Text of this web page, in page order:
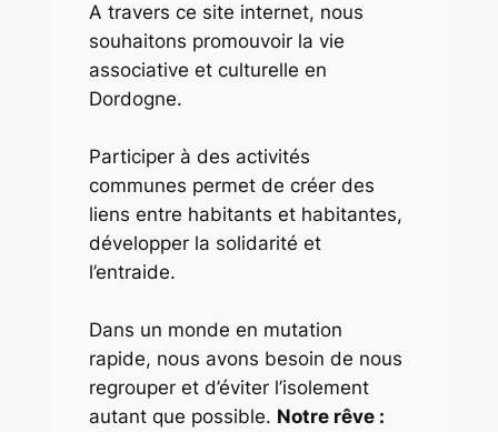
A travers ce site internet, nous
souhaitons promouvoir la vie
associative et culturelle en
Dordogne.
Participer à des activités
communes permet de créer des
liens entre habitants et habitantes,
développer la solidarité et
l’entraide.
Dans un monde en mutation
rapide, nous avons besoin de nous
regrouper et d’éviter l’isolement
autant que possible. Notre rêve :